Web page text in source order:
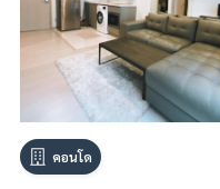
คอนโด